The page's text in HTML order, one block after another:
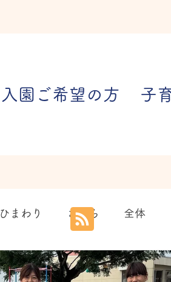
入園ご希望の方 子
ひまわり さくら 全体